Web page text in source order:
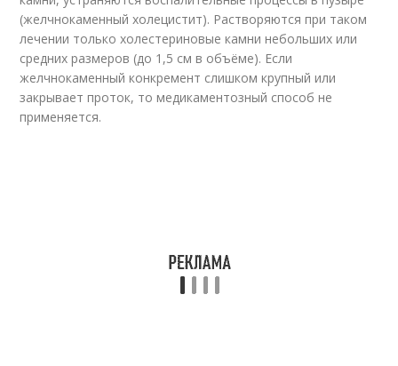
(желчнокаменный холецистит). Растворяются при таком
лечении только холестериновые камни небольших или
средних размеров (до 1,5 см в объёме). Если
желчнокаменный конкремент слишком крупный или
закрывает проток, то медикаментозный способ не
применяется.